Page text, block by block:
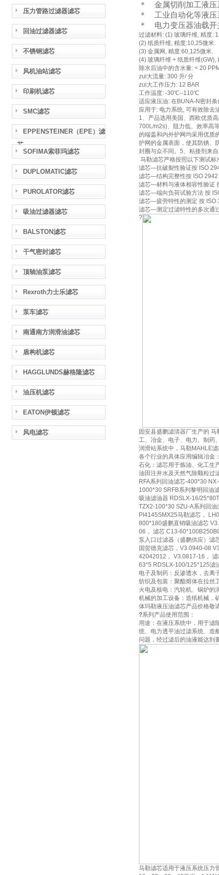
压力管路过滤器滤芯
回油过滤器滤芯
不锈钢滤芯
风机油站滤芯
印刷机滤芯
SMC滤芯
EPPENSTEINER（EPE）滤
芯
SOFIMA索菲玛滤芯
DUPLOMATIC滤芯
PUROLATOR滤芯
吸油过滤器滤芯
BALSTON滤芯
干气密封滤芯
顶轴油泵滤芯
Rexroth力士乐滤芯
泵车滤芯
南通南方润滑油滤芯
盾构机滤芯
HAGGLUNDS赫格隆滤芯
油压机滤芯
EATON伊顿滤芯
风电滤芯
＊ 金属切削加工液
＊ 工业自动化等液
＊ 电力变压器油载
过滤材料: (1) 玻璃纤维, 精度:
(2) 纸质纤维, 精度:10,25微米.
(3) 金属网, 精度:60,125微米.
(4) 玻璃纤维 + 纸质纤维
除水后油中的含水量: < 20
zui大流量: 300 升/ 分
zui大工作压力: 12 BAR
工作温度: -30℃--110℃
适应液压油: 在BUNA-N密封
应用于: 电力系统, 可有效除去
1、产品选用美国、西欧优质
700L/m2s)、阻力低、效率高
的端盖和内外护网均采用优质
护网的金属表面，使其防锈、
封圈与众不同。5、粘接剂来
马勒滤芯严格按照以下测试标
滤芯—抗破裂性验证按 ISO
滤芯—结构完整性按 ISO 2942
滤芯—材料与液体相容性验证
滤芯—端向负荷试验方法 按
滤芯—疲劳特性的测定 按 ISO
滤芯—测定过滤特性的多次通
?
固安县盛鹏滤清器厂生产的
工、冶金、电子、电力、制药
润滑站系统中，马勒MAHLE
各个行业的具体应用编辑冶金
石化：滤芯用于炼油、化工生
油田注井水及天然气除颗粒过
RFA系列回油滤芯-400*30
1000*30 SRFB系列黎明回油
吸油滤油器 RDSLX-16/
TZX2-100*30 SZU-A系列回
PI4145SMX25马勒滤芯，
800*180盛鹏直销吸油滤芯
06， 滤芯 C13-
泵入口过滤器（盛鹏供应）滤
国贺德克滤芯，V3.0940-08
42042012， V3.0817-16，
63*5 RDSLX-100/125*125滤
电子及制药：反渗透水，去离
纺织及包装：聚酯熔体在拉丝
火电及核电：汽轮机、锅炉的
机械的加工设备：造纸机械，
体玛勒液压油滤芯产品价格敬
?系列产品使用范围：
用途：在液压系统中，用于滤
统、电力透平油过滤系统、造
问题，经过滤后的油液能达到
马勒滤芯适用于液压系统压力